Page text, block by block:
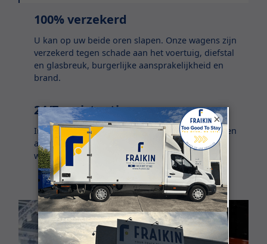
100% verzekerd
U kan op uw beide oren slapen. Onze wagens zijn
verzekerd tegen schade aan het voertuig, diefstal
en glasbreuk, burgerlijke aansprakelijkheid en
brand.
24/7 assistentie
In het geval van panne krijgt u een vervangwagen
aangeboden. We zijn 24/7 bereikbaar voor
wanneer het noodlot toeslaat.
×